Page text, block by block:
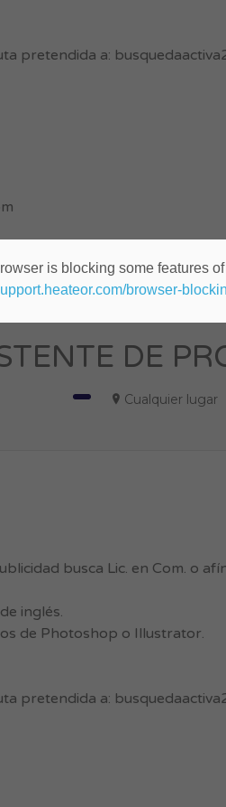
pretendida a:
DE
Cualquier lugar
busca Lic. en Com. o
inglés.
de Photoshop o Illustrator.
pretendida a:
is blocking some features
browser-